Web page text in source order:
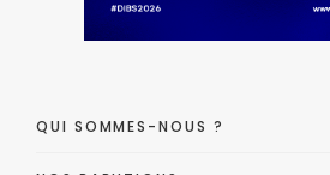
QUI SOMMES-NOUS ?